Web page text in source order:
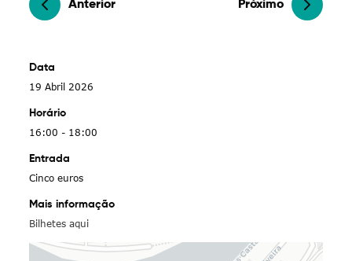
Anterior Próximo
Data
19 Abril 2026
Horário
16:00 - 18:00
Entrada
Cinco euros
Mais informação
Bilhetes aqui